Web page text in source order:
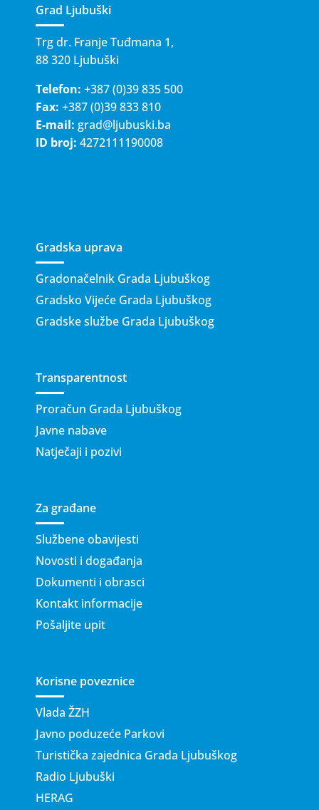
Grad Ljubuški
Trg dr. Franje Tuđmana 1,
88 320 Ljubuški
Telefon: +387 (0)39 835 500
Fax: +387 (0)39 833 810
E-mail: grad@ljubuski.ba
ID broj: 4272111190008
Gradska uprava
Gradonačelnik Grada Ljubuškog
Gradsko Vijeće Grada Ljubuškog
Gradske službe Grada Ljubuškog
Transparentnost
Proračun Grada Ljubuškog
Javne nabave
Natječaji i pozivi
Za građane
Službene obavijesti
Novosti i događanja
Dokumenti i obrasci
Kontakt informacije
Pošaljite upit
Korisne poveznice
Vlada ŽZH
Javno poduzeće Parkovi
Turistička zajednica Grada Ljubuškog
Radio Ljubuški
HERAG